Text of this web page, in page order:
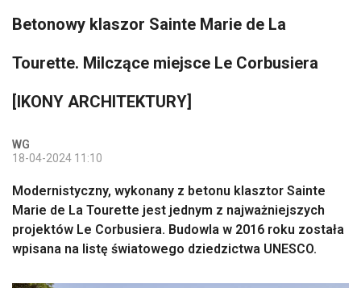
Betonowy klaszor Sainte Marie de La
Tourette. Milczące miejsce Le Corbusiera
[IKONY ARCHITEKTURY]
WG
18-04-2024 11:10
Modernistyczny, wykonany z betonu klasztor Sainte
Marie de La Tourette jest jednym z najważniejszych
projektów Le Corbusiera. Budowla w 2016 roku została
wpisana na listę światowego dziedzictwa UNESCO.